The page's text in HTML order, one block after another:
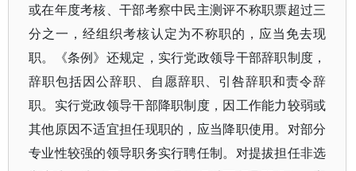
或在年度考核、干部考察中民主测评不称职票超过三
分之一，经组织考核认定为不称职的，应当免去现
职。《条例》还规定，实行党政领导干部辞职制度，
辞职包括因公辞职、自愿辞职、引咎辞职和责令辞
职。实行党政领导干部降职制度，因工作能力较弱或
其他原因不适宜担任现职的，应当降职使用。对部分
专业性较强的领导职务实行聘任制。对提拔担任非选